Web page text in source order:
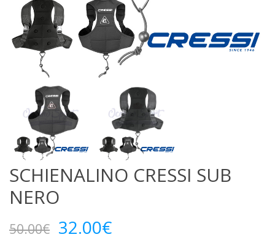
SCHIENALINO CRESSI SUB
NERO
50.00€
Il
prezzo
32.00€Il
prezzo